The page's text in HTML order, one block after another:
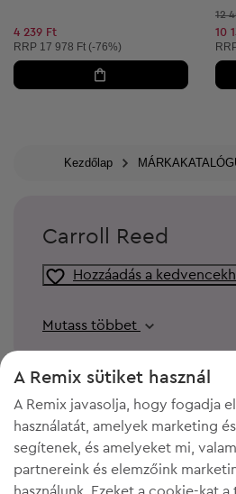
4 239 Ft
Ajánlott ár:
RRP 17 978 Ft (-76%)
12
10
Kezdőlap
Carroll Reed
Hozzáadás a
Mutass többet
A Remix sütiket használ
A Remix javasolja, hogy fogadja
használatát, amelyek marketing
segítenek, és amelyeket mi,
partnereink és elemzőink